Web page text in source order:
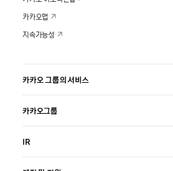
카카오맵
지속가능성
카카오 그룹의 서비스
카카오그룹
IR